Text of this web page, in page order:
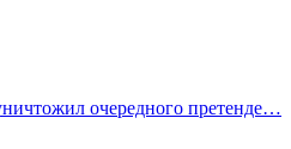
очередного претенде…